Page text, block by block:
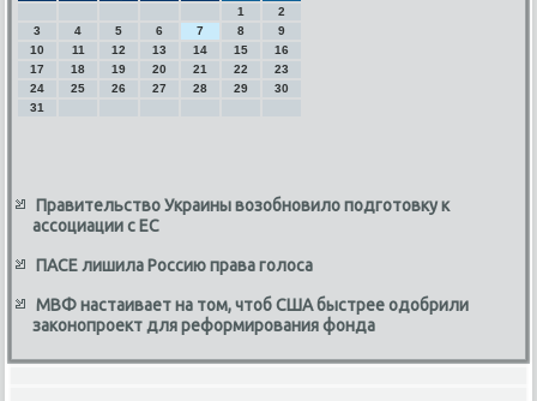
1
2
3
4 5 6 7 8
9
10
11 12 13 14 15
16
17
18 19 20 21 22
23
24
25 26 27 28 29
30
31
Правительство Украины возобновило подготовку к
ассоциации с ЕС
ПАСЕ лишила Россию права голоса
МВФ настаивает на том, чтоб США быстрее одобрили
законопроект для реформирования фонда